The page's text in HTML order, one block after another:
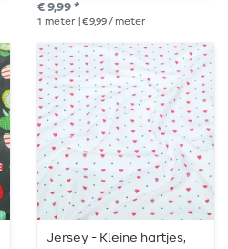
€ 9,99 *
1 meter | € 9,99 / meter
Jersey - Kleine hartjes,